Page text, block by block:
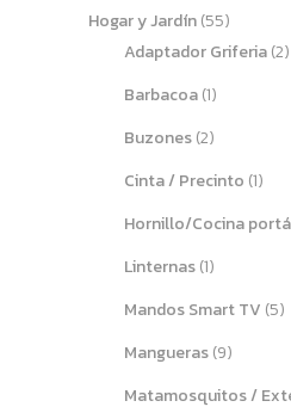
Hogar y Jardín(55)
Adaptador Griferia(2)
Barbacoa(1)
Buzones(2)
Cinta / Precinto (1)
Hornillo/Cocina
Linternas(1)
Mandos Smart TV (5)
Mangueras(9)
Matamosquitos /